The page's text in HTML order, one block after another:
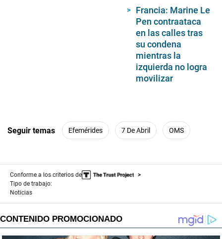
Francia: Marine Le
Pen contraataca
en las calles tras
su condena
mientras la
izquierda no logra
movilizar
Seguir temas Efemérides 7 De Abril OMS
Conforme a los criterios de
Tipo de trabajo:
Noticias